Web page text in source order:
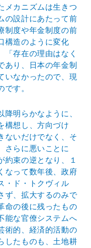
メカニズムは生きつ
の設計にあたって前
制度や年金制度の前
構造のように変化
「存在の理由はなく
あり
、日本の年金制
いなかったので、現
す。
降明らかなように、
構想し、方向づけ
ないだけでなく、そ
さらに悪いことに
約束の逆となり、１
なって数年後、政府
・ド・トクヴィル
ず、 拡大するのみで
命の後に残ったもの
能な官僚システムへ
術的、経済的活動の
したものも、土地耕